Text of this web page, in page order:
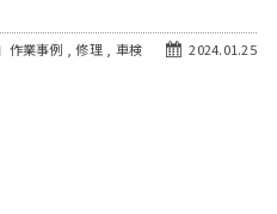
2024.01.25
作業事例 ,修理, 車検